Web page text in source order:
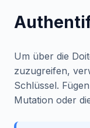
Um über die
zuzugreifen,
Schlüssel.
Mutation oder